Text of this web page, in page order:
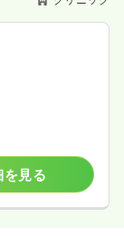
を見る